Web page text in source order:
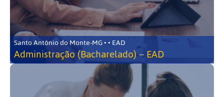
Santo Antônio do Monte-MG • • EAD
Administração (Bacharelado) – EAD